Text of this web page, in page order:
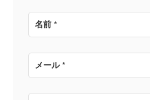
名前*
メール*